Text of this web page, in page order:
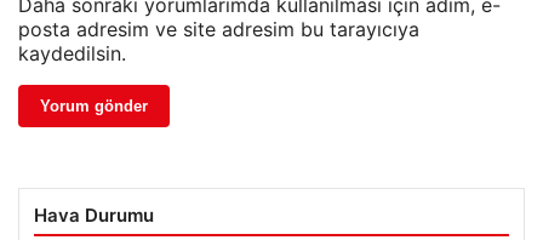
Daha sonraki yorumlarımda kullanılması için adım, e-
posta adresim ve site adresim bu tarayıcıya
kaydedilsin.
Hava Durumu